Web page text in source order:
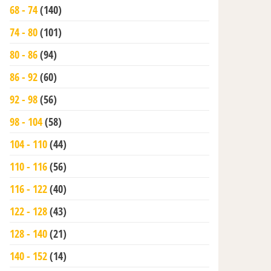
68 - 74(140)
74 - 80(101)
80 - 86(94)
86 - 92(60)
92 - 98(56)
98 - 104(58)
104 - 110(44)
110 - 116(56)
116 - 122(40)
122 - 128(43)
128 - 140(21)
140 - 152(14)